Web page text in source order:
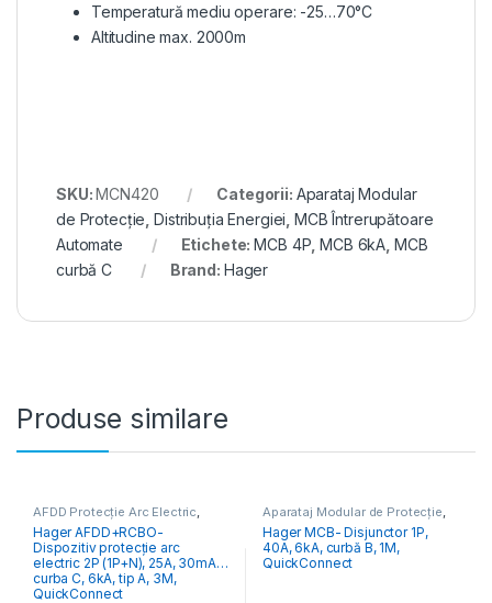
Temperatură mediu operare: -25…70°C
Altitudine max. 2000m
SKU:MCN420 Categorii: Aparataj Modular
de Protecție ,Distribuția Energiei MCB Întrerupătoare
Automate
Etichete:MCB 4P ,MCB 6kA MCB
curbă C
Brand: Hager
Produse similare
AFDD Protecție Arc Electric,
Aparataj Modular de Protecție
Distribuția Energiei
Hager AFDD+RCBO-
Dispozitiv protecție arc
electric 2P (1P+N), 25A, 30mA,
curba C, 6kA, tip A, 3M,
QuickConnect
Aparataj Modular de Protecție,
Distribuția Energiei MCB
Întrerupătoare Automate
Hager MCB- Disjunctor 1P,
40A, 6kA, curbă B, 1M,
QuickConnect